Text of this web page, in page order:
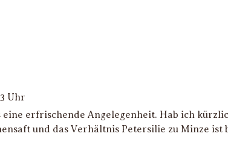
Uhr
eine erfrischende Angelegenheit. Hab ich
und das Verhältnis Petersilie zu Minze ist